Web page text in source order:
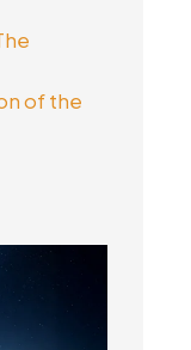
of the